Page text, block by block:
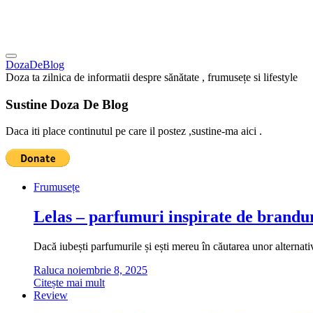
DozaDeBlog
Doza ta zilnica de informatii despre sănătate , frumusețe si lifestyle
Sustine Doza De Blog
Daca iti place continutul pe care il postez ,sustine-ma aici .
Frumusețe
Lelas – parfumuri inspirate de
Dacă iubești parfumurile și ești mereu în căutarea unor
Raluca noiembrie 8, 2025
Citește mai mult
Review